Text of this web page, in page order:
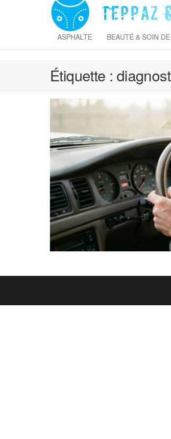
ASPHALTE BEAUTÉ & SOIN
Étiquette :